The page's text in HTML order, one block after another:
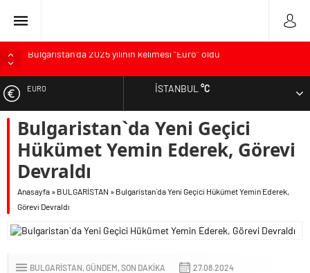
Varna’da grip salgını alarmı: Okullarda eğitime ara verildi
Bulgaristan’da hükümet kurma sürecinde son deneme
Bulgaristan’da Emeklilikten Sonra Çalışan Sayısı Artıyor
EURO
ALTIN
DOLAR
İSTANBUL°C
Bulgaristan`da Yeni Geçici
Hükümet Yemin Ederek, Görevi
Devraldı
Anasayfa » BULGARİSTAN » Bulgaristan`da Yeni Geçici Hükümet Yemin Ederek,
Görevi Devraldı
BULGARİSTAN GÜNDEM SON DAKİKA 27.08.2024